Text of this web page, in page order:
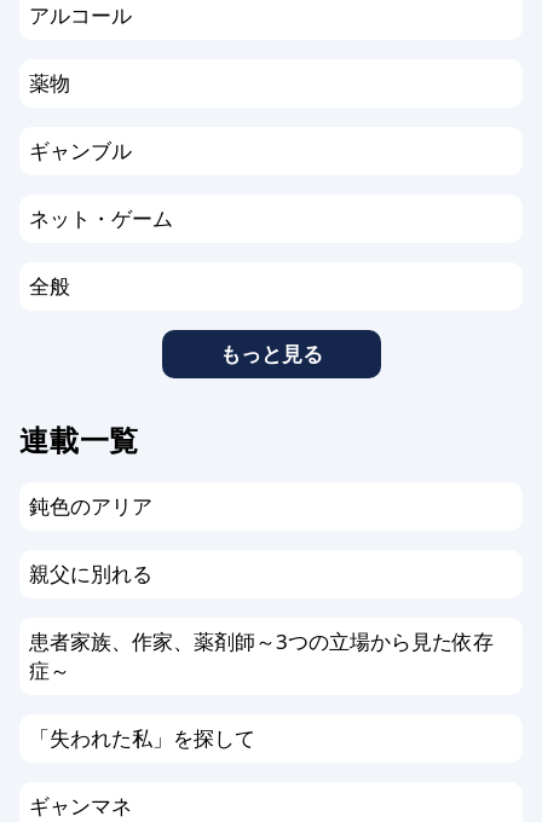
アルコール
薬物
ギャンブル
ネット・ゲーム
全般
もっと見る
連載一覧
鈍色のアリア
親父に別れる
患者家族、作家、薬剤師～3つの立場から見た依存
症～
「失われた私」を探して
ギャンマネ